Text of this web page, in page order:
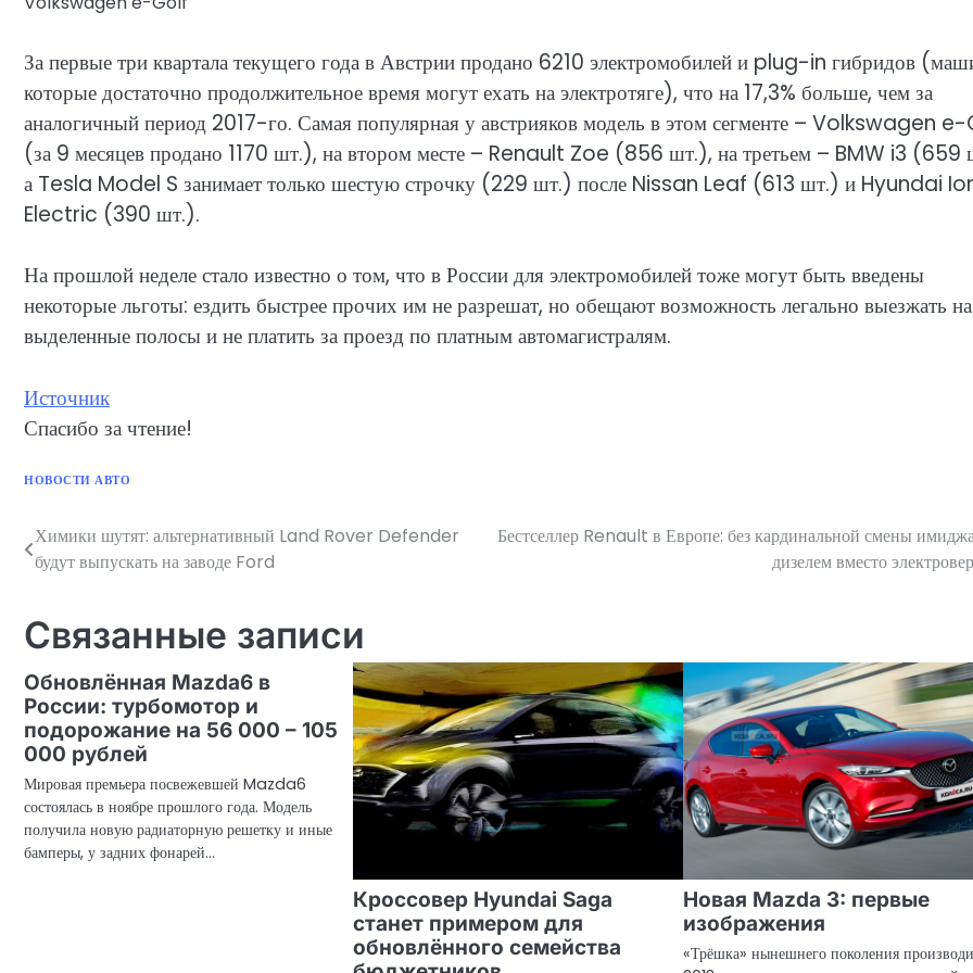
За первые три квартала текущего года в Австрии продано 6210 электромобилей и plug-in гибридов
которые достаточно продолжительное время могут ехать на электротяге), что на 17,3% больше, чем за
аналогичный период 2017-го. Самая популярная у австрияков модель в этом сегменте – Volkswagen
(за 9 месяцев продано 1170 шт.), на втором месте – Renault Zoe (856 шт.), на третьем – BMW i3 (659
а Tesla Model S занимает только шестую строчку (229 шт.) после Nissan Leaf (613 шт.) и Hyundai
Electric (390 шт.).
На прошлой неделе стало известно о том, что в России для электромобилей тоже могут быть введены
некоторые льготы: ездить быстрее прочих им не разрешат, но обещают возможность легально выезжать на
выделенные полосы и не платить за проезд по платным автомагистралям.
Источник
Спасибо за чтение!
НОВОСТИ АВТО
Навигация
по
записям
Химики шутят: альтернативный Land Rover Defender
будут выпускать на заводе Ford
Бестселлер Renault в Европе: без кардинальной смены
дизелем вместо
Связанные записи
Обновлённая Mazda6 в
России: турбомотор и
подорожание на 56 000 – 105
000 рублей
Мировая премьера посвежевшей Mazda6
состоялась в ноябре прошлого года. Модель
получила новую радиаторную решетку и иные
бамперы, у задних фонарей…
Кроссовер Hyundai Saga
станет примером для
обновлённого семейства
Новая Mazda 3: первые
изображения
«Трёшка» нынешнего поколения